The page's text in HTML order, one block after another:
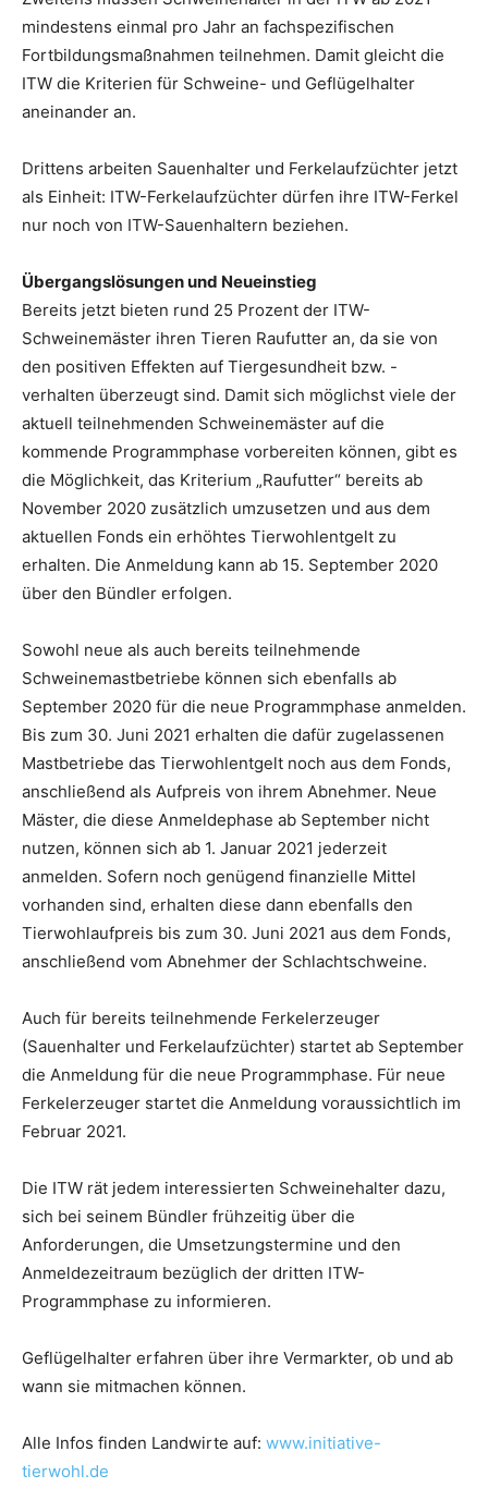
mindestens einmal pro Jahr an fachspezifischen
Fortbildungsmaßnahmen teilnehmen. Damit gleicht die
ITW die Kriterien für Schweine- und Geflügelhalter
aneinander an.
Drittens arbeiten Sauenhalter und Ferkelaufzüchter jetzt
als Einheit: ITW-Ferkelaufzüchter dürfen ihre ITW-Ferkel
nur noch von ITW-Sauenhaltern beziehen.
Übergangslösungen und Neueinstieg
Bereits jetzt bieten rund 25 Prozent der ITW-
Schweinemäster ihren Tieren Raufutter an, da sie von
den positiven Effekten auf Tiergesundheit bzw. -
verhalten überzeugt sind. Damit sich möglichst viele der
aktuell teilnehmenden Schweinemäster auf die
kommende Programmphase vorbereiten können, gibt es
die Möglichkeit, das Kriterium „Raufutter“ bereits ab
November 2020 zusätzlich umzusetzen und aus dem
aktuellen Fonds ein erhöhtes Tierwohlentgelt zu
erhalten. Die Anmeldung kann ab 15. September 2020
über den Bündler erfolgen.
Sowohl neue als auch bereits teilnehmende
Schweinemastbetriebe können sich ebenfalls ab
September 2020 für die neue Programmphase anmelden.
Bis zum 30. Juni 2021 erhalten die dafür zugelassenen
Mastbetriebe das Tierwohlentgelt noch aus dem Fonds,
anschließend als Aufpreis von ihrem Abnehmer. Neue
Mäster, die diese Anmeldephase ab September nicht
nutzen, können sich ab 1. Januar 2021 jederzeit
anmelden. Sofern noch genügend finanzielle Mittel
vorhanden sind, erhalten diese dann ebenfalls den
Tierwohlaufpreis bis zum 30. Juni 2021 aus dem Fonds,
anschließend vom Abnehmer der Schlachtschweine.
Auch für bereits teilnehmende Ferkelerzeuger
(Sauenhalter und Ferkelaufzüchter) startet ab September
die Anmeldung für die neue Programmphase. Für neue
Ferkelerzeuger startet die Anmeldung voraussichtlich im
Februar 2021.
Die ITW rät jedem interessierten Schweinehalter dazu,
sich bei seinem Bündler frühzeitig über die
Anforderungen, die Umsetzungstermine und den
Anmeldezeitraum bezüglich der dritten ITW-
Programmphase zu informieren.
Geflügelhalter erfahren über ihre Vermarkter, ob und ab
wann sie mitmachen können.
Alle Infos finden Landwirte auf: www.initiative-
tierwohl.de